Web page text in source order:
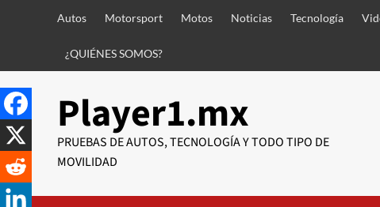
Autos Motorsport Motos Noticias Tecnología
¿QUIÉNES SOMOS?
Player1.mx
PRUEBAS DE AUTOS, TECNOLOGÍA Y TODO TIPO DE
MOVILIDAD